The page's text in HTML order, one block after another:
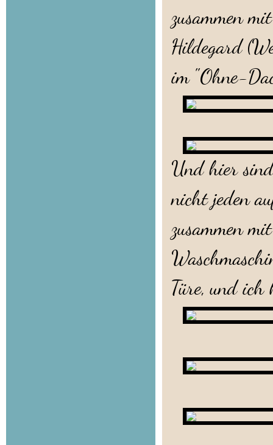
zusammen
Hildegard
im "Ohne-
Und hier
nicht jeden
zusammen
Türe, und